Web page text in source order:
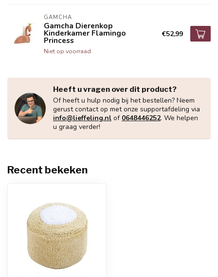
GAMCHA
Gamcha Dierenkop
Kinderkamer Flamingo
Princess
Niet op voorraad
€52,99
Heeft u vragen over dit product?
Of heeft u hulp nodig bij het bestellen? Neem
gerust contact op met onze supportafdeling via
info@lieffeling.nl of 0648446252. We helpen
u graag verder!
Recent bekeken